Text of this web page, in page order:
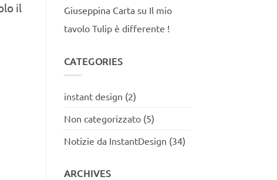
il
Giuseppina Cartasu Il mio
tavolo Tulip è differente !
CATEGORIES
instant design (2)
Non categorizzato(5)
Notizie da InstantDesign (34)
ARCHIVES